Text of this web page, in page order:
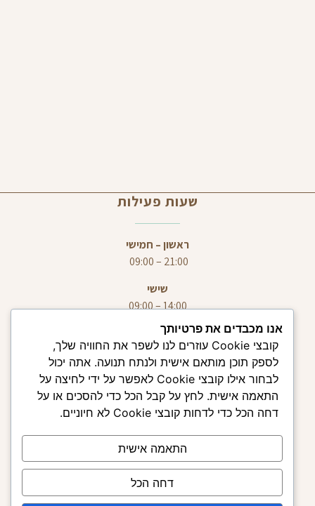
שעות פעילות
ראשון – חמישי
21:00 – 09:00
שישי
14:00 – 09:00
מפת אתר
עמוד הבית
השירותים שלנו
הטיפים של דלית
השירותים שלי
סידור הבית והמשרד
סדנאות והרצאות
מעברי דירה- אריזה, פריקה
וסידור
אנו מכבדים את פרטיותך
קובצי Cookie עוזרים לנו לשפר את החוויה שלך,
לספק תוכן מותאם אישית ולנתח תנועה. אתה יכול
לבחור אילו קובצי Cookie לאפשר על ידי לחיצה על
התאמה אישית. לחץ על קבל הכל כדי להסכים או על
דחה הכל כדי לדחות קובצי Cookie לא חיוניים.
התאמה אישית
דחה הכל